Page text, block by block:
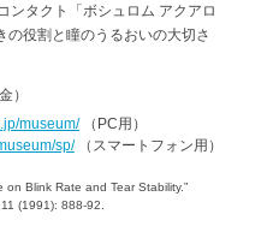
ンタクト「ボシュロム アクアロ
の役割と瞳のうるおいの大切さ
）
museum/（PC用）
sp/（スマートフォン用）
on Blink Rate and Tear Stability.”
(1991): 888-92.